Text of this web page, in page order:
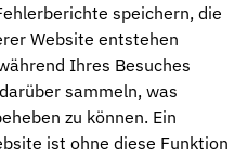
speichern, die
Website entstehen
Ihres Besuches
sammeln, was
zu können. Ein
ist ohne diese Funktion